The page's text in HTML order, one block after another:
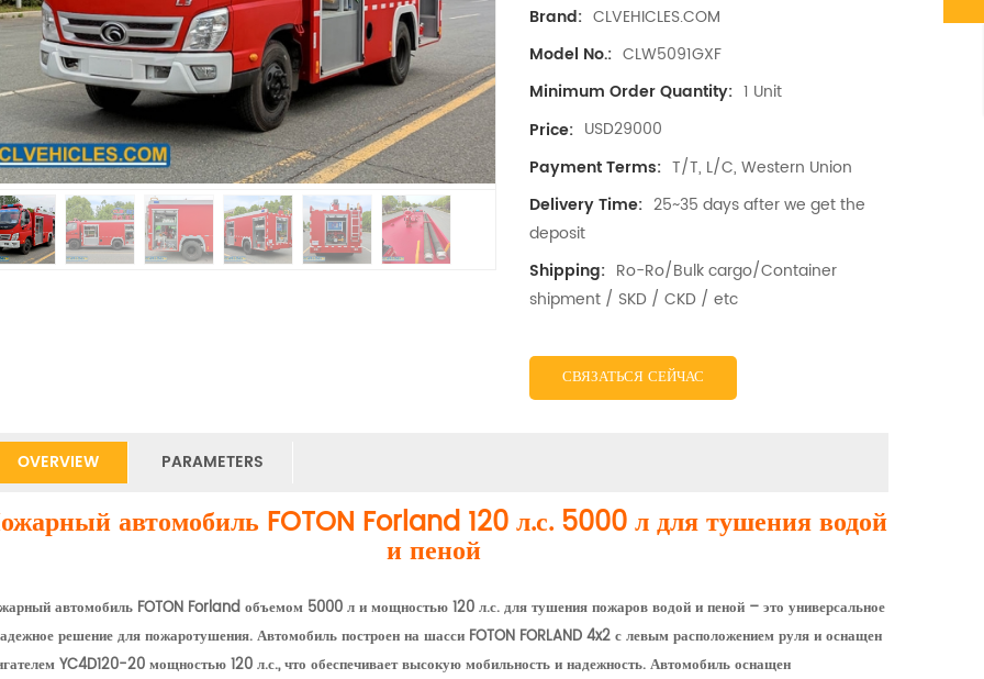
Brand: CLVEHICLES.COM
Model No.: CLW5091GXF
Minimum Order Quantity: 1 Unit
Price: USD29000
Payment Terms: T/T, L/C, Western Union
Delivery Time: 25~35 days after we get the
deposit
Shipping: Ro-Ro/Bulk cargo/Container
shipment / SKD / CKD / etc
СВЯЗАТЬСЯ СЕЙЧАС
OVERVIEW PARAMETERS
автомобиль FOTON Forland 120 л.с. 5000 л для тушения водой
и пеной
автомобиль FOTON Forland объемом 5000 л и мощностью 120 л.с. для тушения пожаров водой и пеной – это универсальное
решение для пожаротушения. Автомобиль построен на шасси FOTON FORLAND 4x2 с левым расположением руля и оснащен
YC4D120-20 мощностью 120 л.с., что обеспечивает высокую мобильность и надежность. Автомобиль оснащен